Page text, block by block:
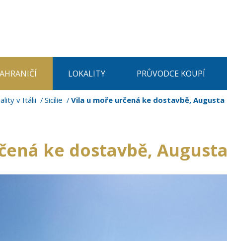
LOKALITY PRŮVODCE KOUPÍ
v Itálii Sicílie Vila u moře určená ke dostavbě, Augusta
ke dostavbě, Augusta